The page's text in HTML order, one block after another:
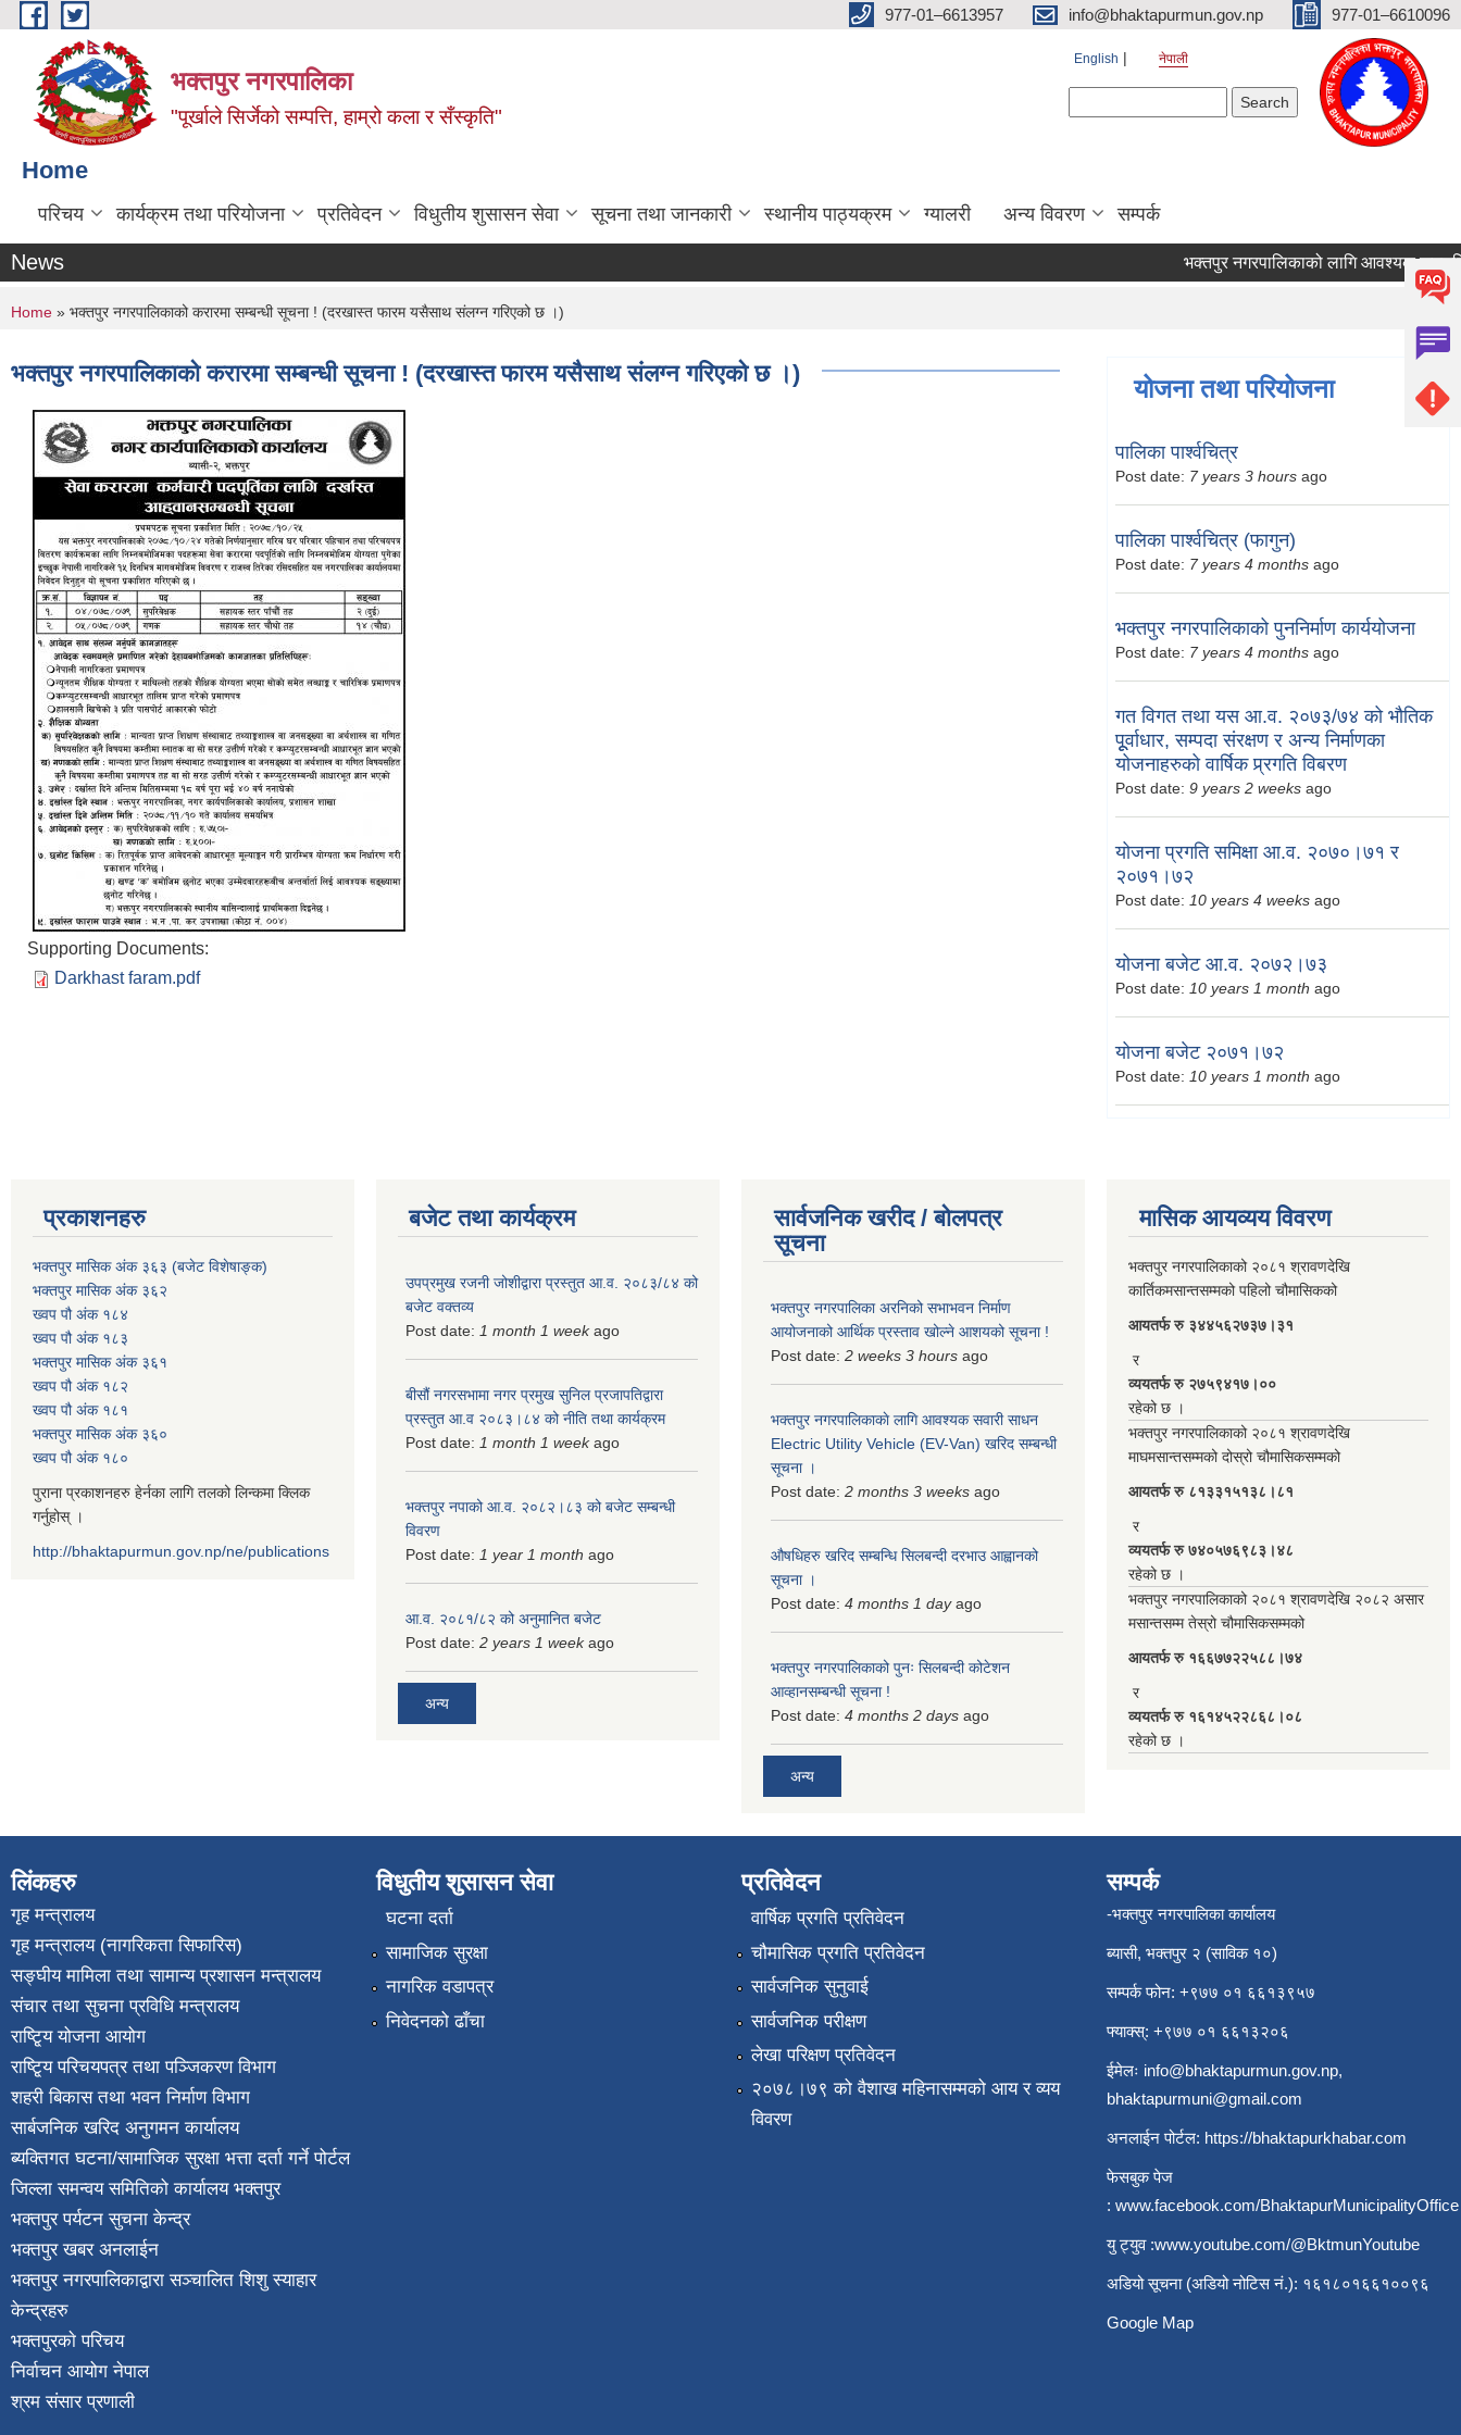
Skip to main content 977-01–6613957 info@bhaktapurmun.gov.np 977-01–6610096
भक्तपुर नगरपालिका
"पूर्खाले सिर्जेको सम्पत्ति, हाम्रो कला र सँस्कृति"
English नेपाली
Home
परिचय कार्यक्रम तथा परियोजना प्रतिवेदन विधुतीय शुसासन सेवा सूचना तथा जानकारी स्थानीय पाठ्यक्रम ग्यालरी अन्य विवरण सम्पर्क
News भक्तपुर नगरपालिकाको लागि आवश्यक जनशक्ति
You are here
Home » भक्तपुर नगरपालिकाको करारमा सम्बन्धी सूचना ! (दरखास्त फारम यसैसाथ संलग्न गरिएको छ ।)
भक्तपुर नगरपालिकाको करारमा सम्बन्धी सूचना ! (दरखास्त फारम यसैसाथ संलग्न गरिएको छ ।)
Supporting Documents:
Darkhast faram.pdf
योजना तथा परियोजना
पालिका पार्श्वचित्र
Post date: 7 years 3 hours ago
पालिका पार्श्वचित्र (फागुन)
Post date: 7 years 4 months ago
भक्तपुर नगरपालिकाको पुननिर्माण कार्ययोजना
Post date: 7 years 4 months ago
गत विगत तथा यस आ.व. २०७३/७४ को भौतिक
पूूर्वाधार, सम्पदा संरक्षण र अन्य निर्माणका
योजनाहरुको वार्षिक प्र्रगति विबरण
Post date: 9 years 2 weeks ago
योजना प्रगति समिक्षा आ.व. २०७०।७१ र
२०७१।७२
Post date: 10 years 4 weeks ago
योजना बजेट आ.व. २०७२।७३
Post date: 10 years 1 month ago
योजना बजेट २०७१।७२
Post date: 10 years 1 month ago
प्रकाशनहरु
भक्तपुर मासिक अंक ३६३ (बजेट विशेषाङ्क)
भक्तपुर मासिक अंक ३६२
ख्वप पौ अंक १८४
ख्वप पौ अंक १८३
भक्तपुर मासिक अंक ३६१
ख्वप पौ अंक १८२
ख्वप पौ अंक १८१
भक्तपुर मासिक अंक ३६०
ख्वप पौ अंक १८०
पुराना प्रकाशनहरु हेर्नका लागि तलको लिन्कमा क्लिक
गर्नुहोस् ।
http://bhaktapurmun.gov.np/ne/publications
बजेट तथा कार्यक्रम
उपप्रमुख रजनी जोशीद्वारा प्रस्तुत आ.व. २०८३/८४ को
बजेट वक्तव्य
Post date: 1 month 1 weekago
बीसौं नगरसभामा नगर प्रमुख सुनिल प्रजापतिद्वारा
प्रस्तुत आ.व‍ २०८३।८४ को नीति तथा कार्यक्रम
Post date: 1 month 1 weekago
भक्तपुर नपाको आ.व. २०८२।८३ को बजेट सम्बन्धी
विवरण
Post date: 1 year 1 month ago
आ.व. २०८१/८२ को अनुमानित बजेट
Post date: 2 years 1 weekago
अन्य
सार्वजनिक खरीद / बोलपत्र
सूचना
भक्तपुर नगरपालिका अरनिको सभाभवन निर्माण
आयोजनाको आर्थिक प्रस्ताव खोल्ने आशयको सूचना !
Post date: 2 weeks 3 hours ago
भक्तपुर नगरपालिकाकाे लागि आवश्यक सवारी साधन
Electric Utility Vehicle (EV-Van) खरिद सम्बन्धी
सूचना ।
Post date: 2 months 3 weeks ago
औषधिहरु खरिद सम्बन्धि सिलबन्दी दरभाउ आह्वानको
सूचना ।
Post date: 4 months 1 dayago
भक्तपुर नगरपालिकाको पुनः सिलबन्दी कोटेशन
आव्हानसम्बन्धी सूचना !
Post date: 4 months 2 days ago
अन्य
मासिक आयव्यय विवरण
भक्तपुर नगरपालिकाको २०८१ श्रावणदेखि
कार्तिकमसान्तसम्मको पहिलो चौमासिकको
आयतर्फ रु‌ ३४४५६२७३७।३१
र
व्ययतर्फ रु २७५९४१७।००
रहेको छ ।
भक्तपुर नगरपालिकाको २०८१ श्रावणदेखि
माघमसान्तसम्मको दोस्रो चौमासिकसम्मको
आयतर्फ रु‌ ८१३३१५१३८।८१
र
व्ययतर्फ रु ७४०५७६९८३।४८
रहेको छ ।
भक्तपुर नगरपालिकाको २०८१ श्रावणदेखि २०८२ असार
मसान्तसम्म तेस्रो चौमासिकसम्मको
आयतर्फ रु‌ १६६७७२२५८८।७४
र
व्ययतर्फ रु १६१४५२२८६८।०८
रहेको छ ।
लिंकहरु
गृह मन्त्रालय
गृह मन्त्रालय (नागरिकता सिफारिस)
सङ्घीय मामिला तथा सामान्य प्रशासन मन्त्रालय
संचार तथा सुचना प्रविधि मन्त्रालय
राष्टि्ृय योजना आयोग
राष्टि्ृय परिचयपत्र तथा पञ्जिकरण विभाग
शहरी बिकास तथा भवन निर्माण विभाग
सार्बजनिक खरिद अनुगमन कार्यालय
ब्यक्तिगत घटना/सामाजिक सुरक्षा भत्ता दर्ता गर्ने पोर्टल
जिल्ला समन्वय समितिको कार्यालय भक्तपुर
भक्तपुर पर्यटन सुचना केन्द्र
भक्तपुर खबर अनलाईन
भक्तपुर नगरपालिकाद्वारा सञ्चालित शिशु स्याहार
केन्द्रहरु
भक्तपुरकाे परिचय
निर्वाचन आयोग नेपाल
श्रम संसार प्रणाली
विधुतीय शुसासन सेवा
घटना दर्ता
सामाजिक सुरक्षा
नागरिक वडापत्र
निवेदनको ढाँचा
प्रतिवेदन
वार्षिक प्रगति प्रतिवेदन
चौमासिक प्रगति प्रतिवेदन
सार्वजनिक सुनुवाई
सार्वजनिक परीक्षण
लेखा परिक्षण प्रतिवेदन
२०७८।७९ को वैशाख महिनासम्मको आय र व्यय
विवरण
सम्पर्क
-भक्तपुर नगरपालिका कार्यालय
ब्यासी, भक्तपुर २ (साविक १०)
सम्पर्क फोन: +९७७ ०१ ६६१३९५७
फ्याक्स्: +९७७ ०१ ६६१३२०६
ईमेलः info@bhaktapurmun.gov.np,
bhaktapurmuni@gmail.com
अनलाईन पोर्टल: https://bhaktapurkhabar.com
फेसबुक पेज
: www.facebook.com/BhaktapurMunicipalityOffice
यु ट्युव :www.youtube.com/@BktmunYoutube
अडियो सूचना (अडियो नोटिस नं.): १६१८०१६६१००९६
Google Map